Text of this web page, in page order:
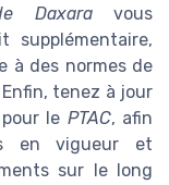
Daxaravous
supplémentaire,
à des normes de
tenez à jour
le PTAC, afin
en vigueur et
sur le long